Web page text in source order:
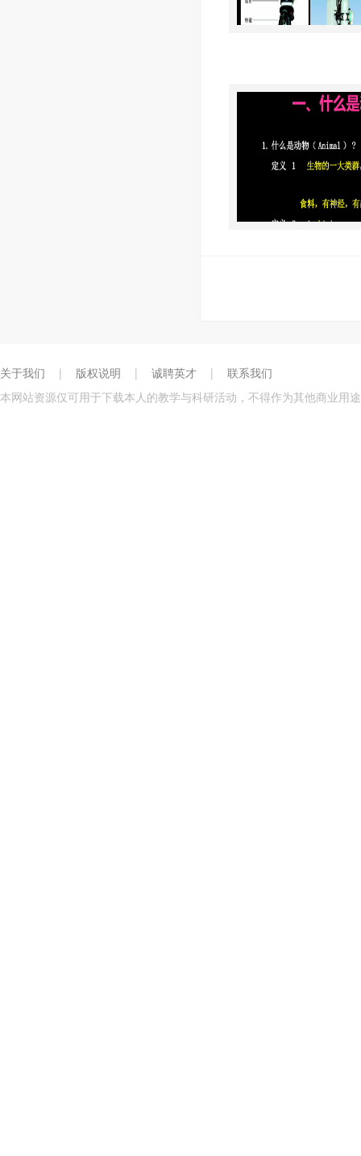
关于我们 | 版权说明 | 诚聘英才 |
联系我们
本网站资源仅可用于下载本人的教学与科研活动，不得作为其他商业用